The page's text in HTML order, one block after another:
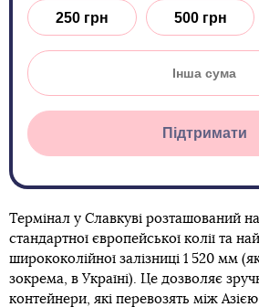
250 грн 500 грн
Підтримати
Термінал у Славкуві розташований
стандартної європейської колії та
ширококолійної залізниці 1 520 мм
зокрема, в Україні). Це дозволяє
контейнери, які перевозять між